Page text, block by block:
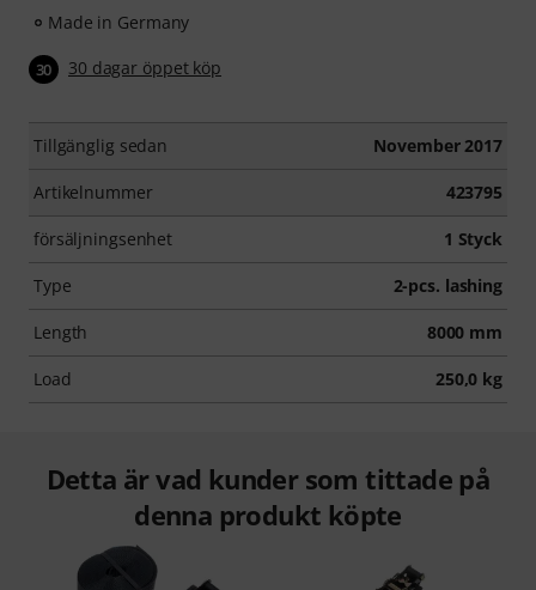
Made in Germany
30 30 dagar öppet köp
Tillgänglig sedan November 2017
Artikelnummer 423795
försäljningsenhet 1 Styck
Type 2-pcs. lashing
Length 8000 mm
Load 250,0 kg
Detta är vad kunder som tittade på
denna produkt köpte